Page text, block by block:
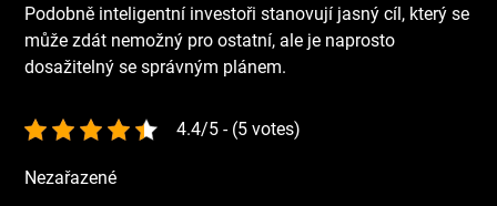
Podobně inteligentní investoři stanovují jasný cíl, který se
může zdát nemožný pro ostatní, ale je naprosto
dosažitelný se správným plánem.
4.4/5 - (5 votes)
Nezařazené